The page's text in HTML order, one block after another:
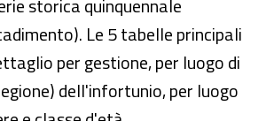
storica quinquennale
Le 5 tabelle principali
per gestione, per luogo di
dell'infortunio, per luogo